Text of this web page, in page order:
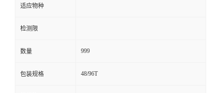
适应物种
检测限
数量 999
包装规格 48/96T